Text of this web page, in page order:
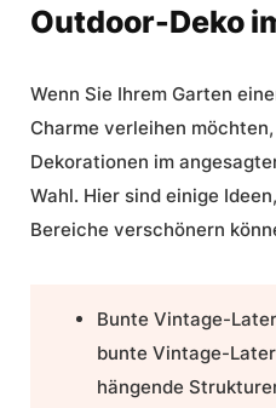
Outdoor-Deko
Wenn Sie Ihrem Garten
Charme verleihen
Dekorationen im
Wahl. Hier sind einige
Bereiche verschönern
Bunte Vintage-
bunte Vintage-
hängende